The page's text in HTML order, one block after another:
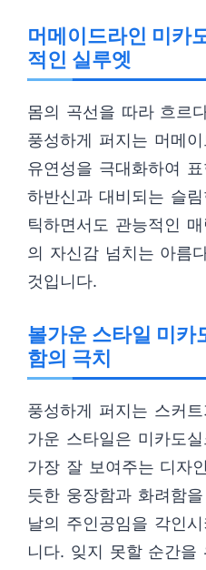
머메이드라인 미카
적인 실루엣
몸의 곡선을 따라 흐르
풍성하게 퍼지는 머메
유연성을 극대화하여
하반신과 대비되는 슬
틱하면서도 관능적인
의 자신감 넘치는 아름
것입니다.
볼가운 스타일 미카
함의 극치
풍성하게 퍼지는 스커
가운 스타일은 미카도
가장 잘 보여주는 디자
듯한 웅장함과 화려함
날의 주인공임을 각인
니다. 잊지 못할 순간을